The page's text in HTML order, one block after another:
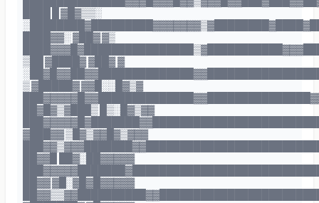
████ █ ▓█▓▒▒░
████▓▓░ ▓██▓ ▓▒
▒██ ▓████▓ ▓██▓ ▓
▒ ▓█████▓ ▓▓█░░█▓▒▓
██▓█▓▒▓███▒ █▒░█▓▒▓▓
▓███▓▓ ▒█▓▒▓▓█▓▒▓▓▓
██▓▓█ ██▓░██▓▓▓▓▓
██▓▓ ▓█░▓█▓█▓▓▓▓▓